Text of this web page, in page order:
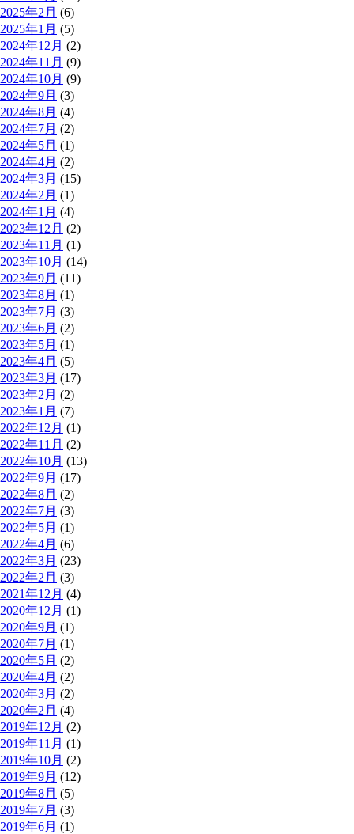
2025年2月 (6)
2025年1月 (5)
2024年12月 (2)
2024年11月 (9)
2024年10月 (9)
2024年9月 (3)
2024年8月 (4)
2024年7月 (2)
2024年5月 (1)
2024年4月 (2)
2024年3月 (15)
2024年2月 (1)
2024年1月 (4)
2023年12月 (2)
2023年11月 (1)
2023年10月 (14)
2023年9月 (11)
2023年8月 (1)
2023年7月 (3)
2023年6月 (2)
2023年5月 (1)
2023年4月 (5)
2023年3月 (17)
2023年2月 (2)
2023年1月 (7)
2022年12月 (1)
2022年11月 (2)
2022年10月 (13)
2022年9月 (17)
2022年8月 (2)
2022年7月 (3)
2022年5月 (1)
2022年4月 (6)
2022年3月 (23)
2022年2月 (3)
2021年12月 (4)
2020年12月 (1)
2020年9月 (1)
2020年7月 (1)
2020年5月 (2)
2020年4月 (2)
2020年3月 (2)
2020年2月 (4)
2019年12月 (2)
2019年11月 (1)
2019年10月 (2)
2019年9月 (12)
2019年8月 (5)
2019年7月 (3)
2019年6月 (1)